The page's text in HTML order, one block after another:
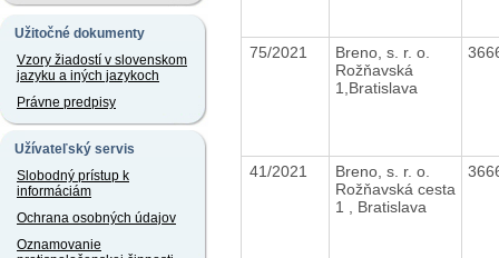
Užitočné dokumenty
Vzory žiadostí v slovenskom
jazyku a iných jazykoch
Právne predpisy
Užívateľský servis
Slobodný prístup k
informáciám
Ochrana osobných údajov
Oznamovanie
75/2021
Breno, s. r. o.
Rožňavská
1,Bratislava
41/2021
Breno, s. r. o.
Rožňavská cesta
1 , Bratislava